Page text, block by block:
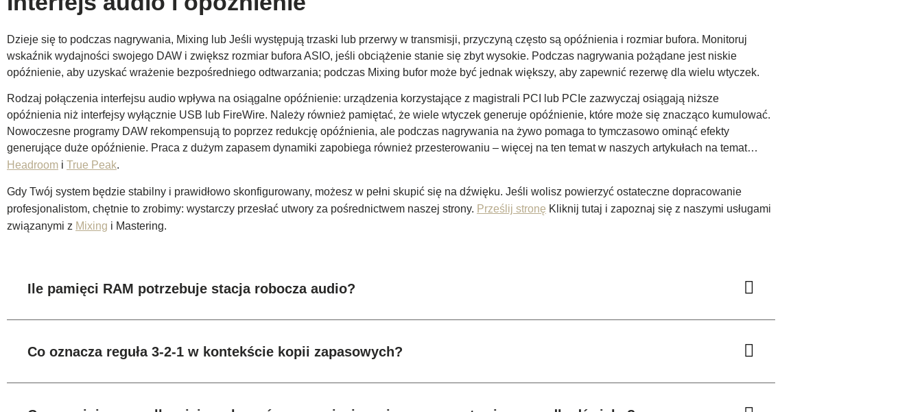
Dzieje się to podczas nagrywania, Mixing lub Jeśli występują trzaski lub przerwy w transmisji, przyczyną często są opóźnienia i rozmiar bufora. Monitoruj
wskaźnik wydajności swojego DAW i zwiększ rozmiar bufora ASIO, jeśli obciążenie stanie się zbyt wysokie. Podczas nagrywania pożądane jest niskie
opóźnienie, aby uzyskać wrażenie bezpośredniego odtwarzania; podczas Mixing bufor może być jednak większy, aby zapewnić rezerwę dla wielu wtyczek.
Rodzaj połączenia interfejsu audio wpływa na osiągalne opóźnienie: urządzenia korzystające z magistrali PCI lub PCIe zazwyczaj osiągają niższe
opóźnienia niż interfejsy wyłącznie USB lub FireWire. Należy również pamiętać, że wiele wtyczek generuje opóźnienie, które może się znacząco kumulować.
Nowoczesne programy DAW rekompensują to poprzez redukcję opóźnienia, ale podczas nagrywania na żywo pomaga to tymczasowo ominąć efekty
generujące duże opóźnienie. Praca z dużym zapasem dynamiki zapobiega również przesterowaniu – więcej na ten temat w naszych artykułach na temat…
Headroom i True Peak.
Gdy Twój system będzie stabilny i prawidłowo skonfigurowany, możesz w pełni skupić się na dźwięku. Jeśli wolisz powierzyć ostateczne dopracowanie
profesjonalistom, chętnie to zrobimy: wystarczy przesłać utwory za pośrednictwem naszej strony. Prześlij stronę Kliknij tutaj i zapoznaj się z naszymi usługami
związanymi z Mixing i Mastering.
Ile pamięci RAM potrzebuje stacja robocza audio?
Co oznacza reguła 3-2-1 w kontekście kopii zapasowych?